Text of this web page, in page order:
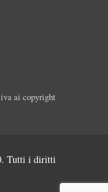
ai copyright
Tutti i diritti